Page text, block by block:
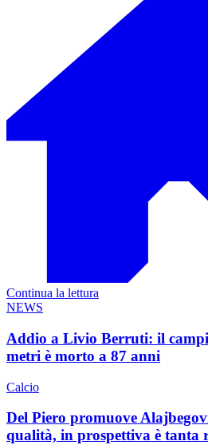
Continua la lettura
NEWS
Addio a Livio Berruti: il
metri è morto a 87 anni
Calcio
Del Piero promuove
qualità, in prospettiva è tanta